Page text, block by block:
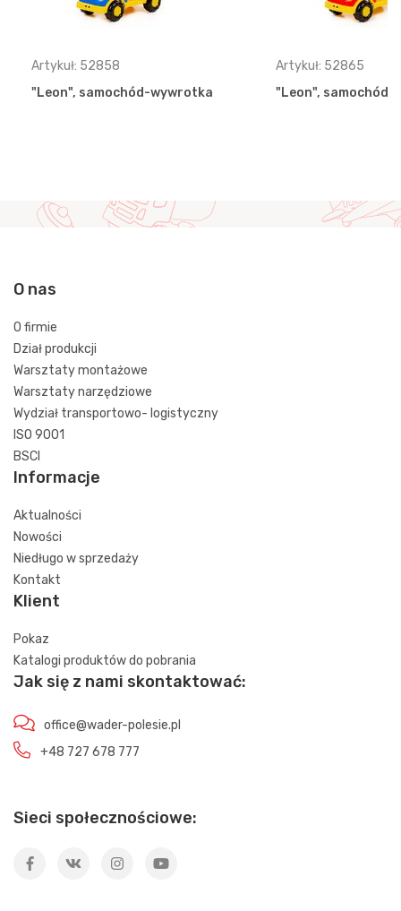
Artykuł: 52858
"Leon", samochód-wywrotka
Artykuł: 52865
"Leon",
O nas
O firmie
Dział produkcji
Warsztaty montażowe
Warsztaty narzędziowe
Wydział transportowo- logistyczny
ISO 9001
BSCI
Informacje
Aktualności
Nowości
Niedługo w sprzedaży
Kontakt
Klient
Pokaz
Katalogi produktów do pobrania
Jak się z nami skontaktować:
office@wader-polesie.pl
+48 727 678 777
Sieci społecznościowe: